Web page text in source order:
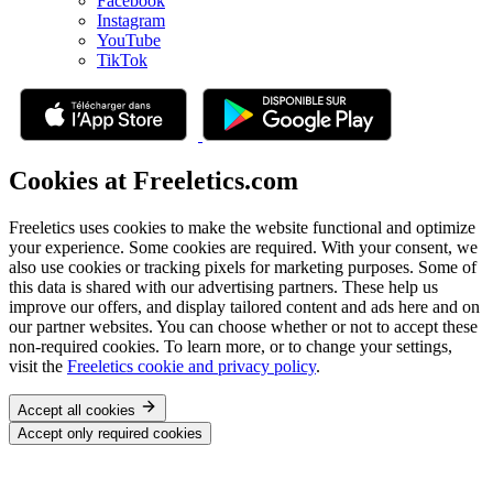
Instagram
YouTube
TikTok
Cookies at Freeletics.com
Freeletics uses cookies to make the website functional and optimize
your experience. Some cookies are required. With your consent, we
also use cookies or tracking pixels for marketing purposes. Some of
this data is shared with our advertising partners. These help us
improve our offers, and display tailored content and ads here and on
our partner websites. You can choose whether or not to accept these
non-required cookies. To learn more, or to change your settings,
visit the Freeletics cookie and privacy policy.
Accept all cookies
Accept only required cookies